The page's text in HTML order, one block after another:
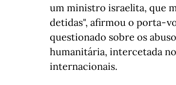
um ministro israelita, que
detidas", afirmou o porta-
questionado sobre os
humanitária, intercetada
internacionais.